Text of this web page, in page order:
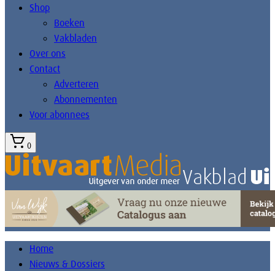
Shop
Boeken
Vakbladen
Over ons
Contact
Adverteren
Abonnementen
Voor abonnees
0
Home
Nieuws & Dossiers